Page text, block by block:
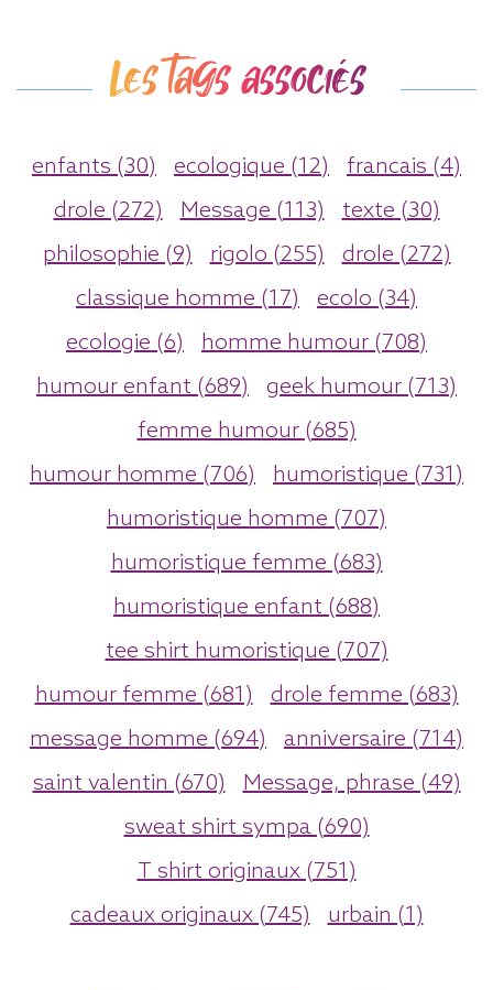
Les tags associés
enfants (30) ecologique (12)
francais (4)
drole (272)
Message (113)
texte (30)
philosophie (9)
rigolo (255)
drole (272)
classique homme (17)
ecolo (34)
ecologie (6)
homme humour (708)
humour enfant (689)
geek humour (713)
femme humour (685)
humour homme (706)
humoristique (731)
humoristique homme (707)
humoristique femme (683)
humoristique enfant (688)
tee shirt humoristique (707)
humour femme (681)
drole femme (683)
message homme (694)
anniversaire (714)
saint valentin (670)
Message, phrase (49)
sweat shirt sympa (690)
T shirt originaux (751)
cadeaux originaux (745)
urbain (1)